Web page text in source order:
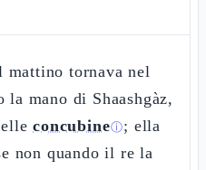
mattino tornava nel
la mano di Shaashgàz,
concubineⓘ; ella
non quando il re la